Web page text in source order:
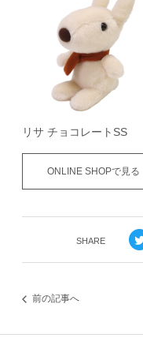
リサ チョコレートSS
ONLINE SHOPで見る
SHARE
前の記事へ